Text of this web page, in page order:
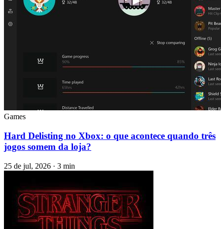
Games
Hard Delisting no Xbox: o que acontece quando três
jogos somem da loja?
25 de jul, 2026 · 3 min